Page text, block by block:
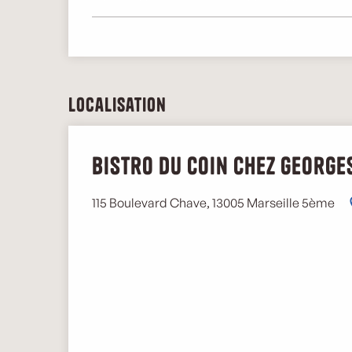
Localisation
Bistro du coin chez
115 Boulevard Chave, 13005 Marseille 5ème